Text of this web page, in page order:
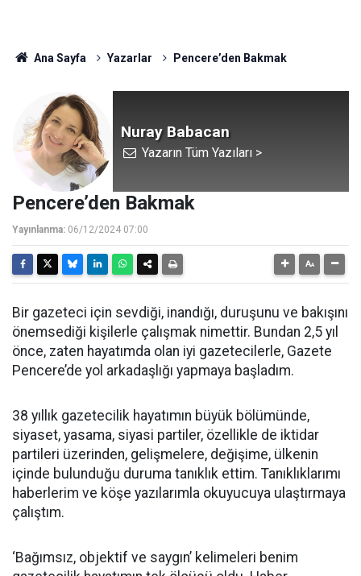
Ana Sayfa Yazarlar Pencere’den Bakmak
Nuray Babacan
Yazarın Tüm Yazıları >
Pencere’den Bakmak
Yayınlanma: 06/12/2024 07:00
Bir gazeteci için sevdiği, inandığı, duruşunu ve bakışını
önemsediği kişilerle çalışmak nimettir. Bundan 2,5 yıl
önce, zaten hayatımda olan iyi gazetecilerle, Gazete
Pencere’de yol arkadaşlığı yapmaya başladım.
38 yıllık gazetecilik hayatımın büyük bölümünde,
siyaset, yasama, siyasi partiler, özellikle de iktidar
partileri üzerinden, gelişmelere, değişime, ülkenin
içinde bulunduğu duruma tanıklık ettim. Tanıklıklarımı
haberlerim ve köşe yazılarımla okuyucuya ulaştırmaya
çalıştım.
‘Bağımsız, objektif ve saygın’ kelimeleri benim